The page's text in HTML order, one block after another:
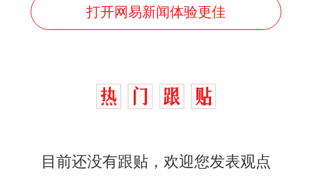
打开网易新闻体验更佳
目前还没有跟贴，欢迎您发表观点